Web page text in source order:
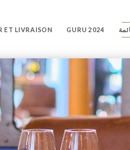
GURU 2024
ET LIVRAISON